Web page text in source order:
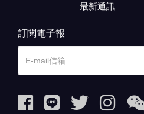
最新通訊
訂閱電子報